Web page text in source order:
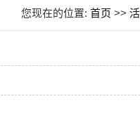
您现在的位置: 首页 >>